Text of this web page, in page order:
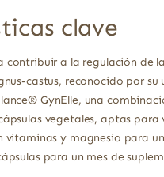
clave
contribuir a la regulación de
castus, reconocido por
GynElle, una
vegetales, aptas
vitaminas y magnesio para
para un mes de